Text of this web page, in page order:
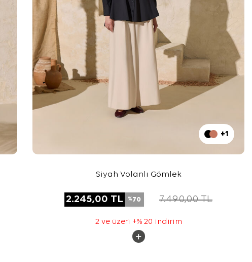
+1
Siyah Volanlı Gömlek
2.245,00 TL %70 7.490,00TL
2 ve üzeri +% 20 indirim